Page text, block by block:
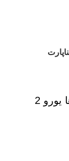
کوچک کلیه پراید ها یورو 2 دیناپارت
پوسته گیربکس کوچک کلیه پراید ها یورو 2